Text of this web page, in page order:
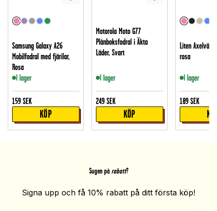
Samsung Galaxy A26
Mobilfodral med fjärilar,
Rosa
I lager
159 SEK
KÖP
Motorola Moto G77
Plånboksfodral i Äkta
Läder, Svart
I lager
249 SEK
KÖP
Liten
rosa
I lager
189 SEK
Sugen på rabatt?
Signa upp och få 10% rabatt på ditt första köp!